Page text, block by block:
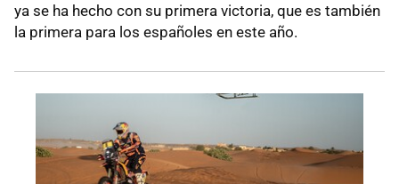
ya se ha hecho con su primera victoria, que es también
la primera para los españoles en este año.